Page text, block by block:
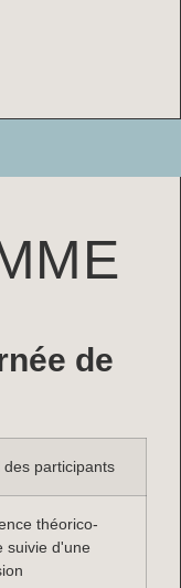
de
des participants
théorico-
suivie d'une